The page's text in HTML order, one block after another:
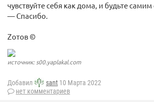
чувствуйте себя как дома, и будьте
— Спасибо.
Zотов ©
источник: s00.yaplakal.com
Добавил sant 10 Марта 2022
нет комментариев